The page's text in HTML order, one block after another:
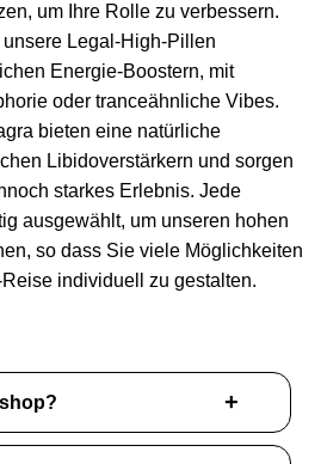
um Ihre Rolle zu verbessern.
Legal-High-Pillen
Energie-Boostern, mit
oder tranceähnliche Vibes.
bieten eine natürliche
Libidoverstärkern und sorgen
starkes Erlebnis. Jede
ausgewählt, um unseren hohen
so dass Sie viele Möglichkeiten
individuell zu gestalten.